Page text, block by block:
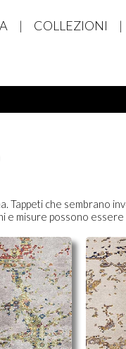
| COLLEZIONI |
Tappeti che sembrano
misure possono